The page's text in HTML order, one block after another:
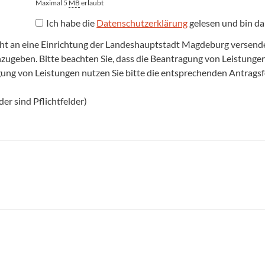
Maximal 5 MB erlaubt
Ich habe die Datenschutzerklärunggelesen und bin
an eine Einrichtung der Landeshauptstadt Magdeburg
Bitte beachten Sie, dass die Beantragung von
von Leistungen nutzen Sie bitte die entsprechenden
sind Pflichtfelder)